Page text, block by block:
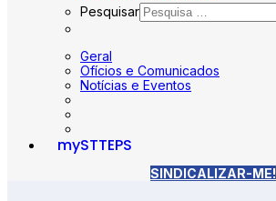
Pesquisar
Geral
Ofícios e Comunicados
Notícias e Eventos
mySTTEPS
SINDICALIZAR-ME!